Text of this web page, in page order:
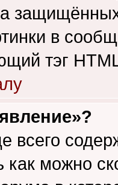
в
тэг
всего
как можно